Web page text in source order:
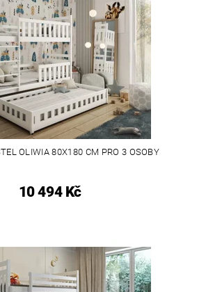
OLIWIA 80X180 CM PRO 3 OSOBY
10 494 Kč